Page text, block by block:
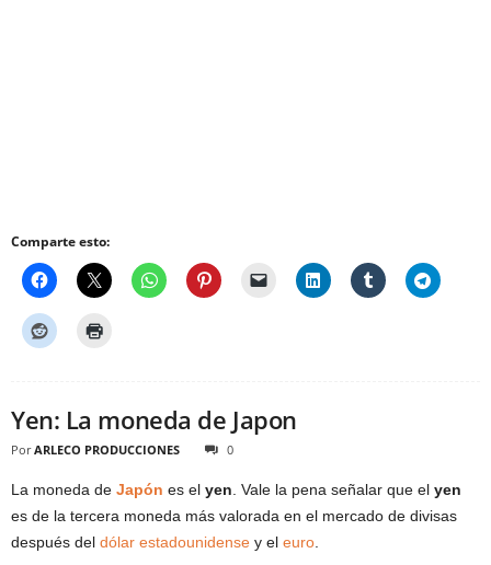
Comparte esto:
Yen: La moneda de Japon
Por ARLECO PRODUCCIONES 0
La moneda de Japón es el yen . Vale la pena señalar que el yen
es de la tercera moneda más valorada en el mercado de divisas
después del dólar estadounidense y el euro